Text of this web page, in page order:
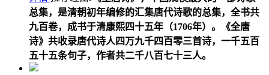
总集，是清朝初年编修的汇集唐代诗歌的总集，全书共
九百卷，成书于清康熙四十五年（1706年）。《全唐
诗》共收录唐代诗人四万九千四百零三首诗，一千五百
五十五条句子，作者共二千八百七十三人。